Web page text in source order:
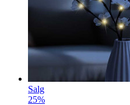
Salg
25%